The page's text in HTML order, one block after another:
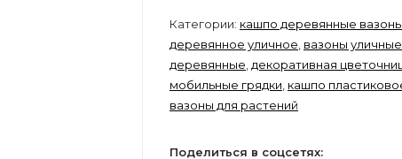
Категории: кашпо деревянные вазоны
деревянное уличное вазоны уличные
деревянные декоративная
мобильные грядки кашпо
вазоны для растений
Поделиться в соцсетях: